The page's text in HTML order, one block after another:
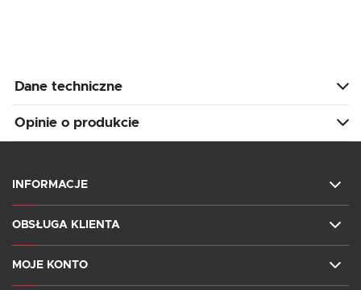
Dane techniczne
Opinie o produkcie
INFORMACJE
OBSŁUGA KLIENTA
MOJE KONTO